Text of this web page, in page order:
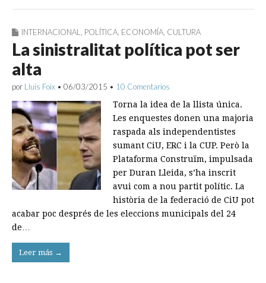
INTERNACIONAL POLÍTICA ECONOMÍA CULTURA
La sinistralitat política pot ser
alta
por Lluís Foix • 06/03/2015 • 10 Comentarios
Torna la idea de la llista única.
Les enquestes donen una majoria
raspada als independentistes
sumant CiU, ERC i la CUP. Però la
Plataforma Construïm, impulsada
per Duran Lleida, s’ha inscrit
avui com a nou partit polític. La
història de la federació de CiU pot
acabar poc després de les eleccions municipals del 24
de…
Leer más →